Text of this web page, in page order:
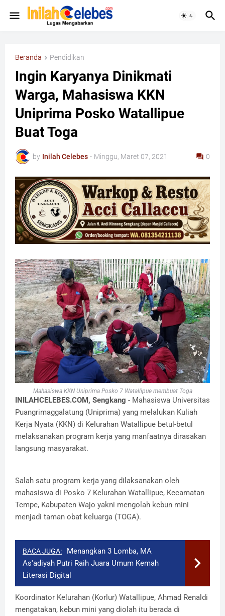
Beranda Pendidikan
Ingin Karyanya Dinikmati
Warga, Mahasiswa KKN
Uniprima Posko Watallipue
Buat Toga
by Inilah Celebes - Minggu, Maret 07, 2021 0
Mahasiswa KKN Uniprima Posko 7 Watallipue membuat Toga
INILAHCELEBES.COM, Sengkang - Mahasiswa Universitas
Puangrimaggalatung (Uniprima) yang melalukan Kuliah
Kerja Nyata (KKN) di Kelurahan Watallipue betul-betul
melaksanakan program kerja yang manfaatnya dirasakan
langsung masyarakat.
Salah satu program kerja yang dilaksanakan oleh
mahasiswa di Posko 7 Kelurahan Watallipue, Kecamatan
Tempe, Kabupaten Wajo yakni mengolah kebun mini
menjadi taman obat keluarga (TOGA).
BACA JUGA:
Menangkan 3 Lomba, MA
As'adiyah Putri Raih Juara Umum Kemah
Literasi Digital
Koordinator Kelurahan (Korlur) Watallipue, Ahmad Renaldi
mengatakan, kebun mini yang diolah itu berada di